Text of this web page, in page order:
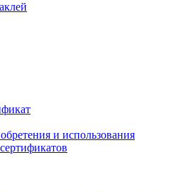
и использования